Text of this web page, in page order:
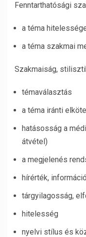
Fenntarthatósági
a téma
a téma szakmai
Szakmaiság,
témaválasztás
a téma iránti
hatásosság a
átvétel)
a megjelenés
hírérték,
tárgyilagosság,
hitelesség
nyelvi stílus és